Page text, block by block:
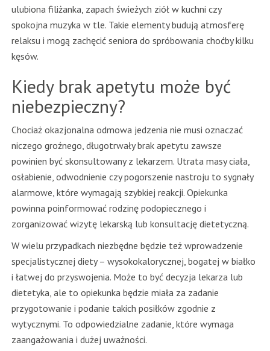
ulubiona filiżanka, zapach świeżych ziół w kuchni czy
spokojna muzyka w tle. Takie elementy budują atmosferę
relaksu i mogą zachęcić seniora do spróbowania choćby kilku
kęsów.
Kiedy brak apetytu może być
niebezpieczny?
Chociaż okazjonalna odmowa jedzenia nie musi oznaczać
niczego groźnego, długotrwały brak apetytu zawsze
powinien być skonsultowany z lekarzem. Utrata masy ciała,
osłabienie, odwodnienie czy pogorszenie nastroju to sygnały
alarmowe, które wymagają szybkiej reakcji. Opiekunka
powinna poinformować rodzinę podopiecznego i
zorganizować wizytę lekarską lub konsultację dietetyczną.
W wielu przypadkach niezbędne będzie też wprowadzenie
specjalistycznej diety – wysokokalorycznej, bogatej w białko
i łatwej do przyswojenia. Może to być decyzja lekarza lub
dietetyka, ale to opiekunka będzie miała za zadanie
przygotowanie i podanie takich posiłków zgodnie z
wytycznymi. To odpowiedzialne zadanie, które wymaga
zaangażowania i dużej uważności.